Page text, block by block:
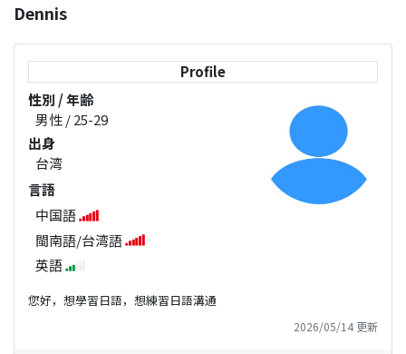
中国語注音変換
Dennis
Profile
性別 / 年齢
男性 / 25-29
出身
台湾
言語
中国語
閩南語/台湾語
英語
您好，想學習日語，想練習日語溝通
2026/05/14 更新